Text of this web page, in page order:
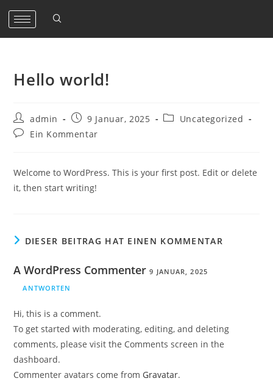
Hello world!
admin 9 Januar, 2025
Uncategorized
Ein Kommentar
Welcome to WordPress. This is your first post. Edit or delete
it, then start writing!
DIESER BEITRAG HAT EINEN KOMMENTAR
A WordPress Commenter 9 JANUAR, 2025
ANTWORTEN
Hi, this is a comment.
To get started with moderating, editing, and deleting
comments, please visit the Comments screen in the
dashboard.
Commenter avatars come from Gravatar.